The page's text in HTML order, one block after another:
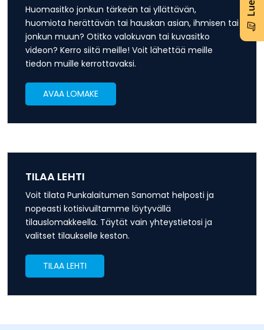
Huomasitko jonkun tärkeän tai yllättävän,
huomiota herättävän tai hauskan asian, ihmisen tai
jonkun muun? Otitko valokuvan tai kuvasitko
videon? Kerro siitä meille! Voit lähettää meille
tiedon muille kerrottavaksi.
AVAA LOMAKE
TILAA LEHTI
Voit tilata Punkalaitumen Sanomat helposti ja
nopeasti kotisivuiltamme löytyvällä
tilauslomakkeella. Täytät vain yhteystietosi ja
valitset tilaukselle keston.
TILAA LEHTI